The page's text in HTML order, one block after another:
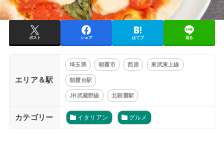
ポスト シェア はてブ 送る
エリア＆駅
埼玉県 朝霞市 西原 東武東上線
朝霞台駅
JR武蔵野線 北朝霞駅
カテゴリー イタリアン グルメ